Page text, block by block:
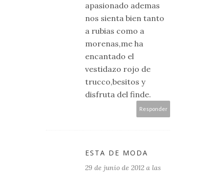
apasionado ademas
nos sienta bien tanto
a rubias como a
morenas,me ha
encantado el
vestidazo rojo de
trucco,besitos y
disfruta del finde.
Responder
ESTA DE MODA
29 de junio de 2012 a las